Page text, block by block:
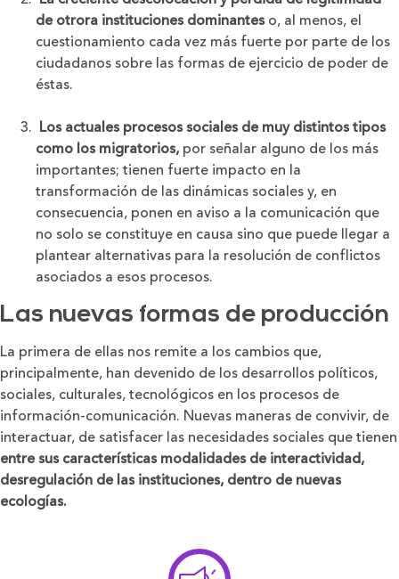
de otrora instituciones dominantes o, al menos, el
cuestionamiento cada vez más fuerte por parte de los
ciudadanos sobre las formas de ejercicio de poder de
éstas.
Los actuales procesos sociales de muy distintos tipos
como los migratorios, por señalar alguno de los más
importantes; tienen fuerte impacto en la
transformación de las dinámicas sociales y, en
consecuencia, ponen en aviso a la comunicación que
no solo se constituye en causa sino que puede llegar a
plantear alternativas para la resolución de conflictos
asociados a esos procesos.
Las nuevas formas de producción
La primera de ellas nos remite a los cambios que,
principalmente, han devenido de los desarrollos políticos,
sociales, culturales, tecnológicos en los procesos de
información-comunicación. Nuevas maneras de convivir, de
interactuar, de satisfacer las necesidades sociales que tienen
entre sus características modalidades de interactividad,
desregulación de las instituciones, dentro de nuevas
ecologías.